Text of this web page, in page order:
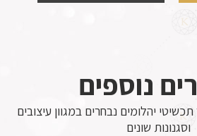
נוספים
יהלומים נבחרים במגוון עיצובים
וסגנונות שונים